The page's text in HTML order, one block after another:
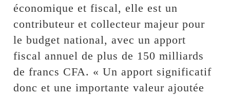
économique et fiscal, elle est un
contributeur et collecteur majeur pour
le budget national, avec un apport
fiscal annuel de plus de 150 milliards
de francs CFA. « Un apport significatif
donc et une importante valeur ajoutée